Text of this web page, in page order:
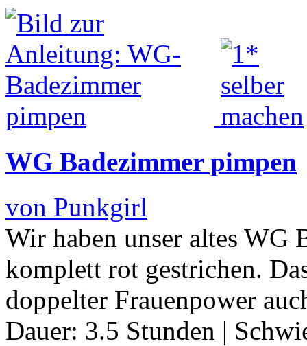
WG Badezimmer pimpen
von Punkgirl
Wir haben unser altes WG
komplett rot gestrichen.
doppelter Frauenpower
Dauer: 3.5 Stunden |